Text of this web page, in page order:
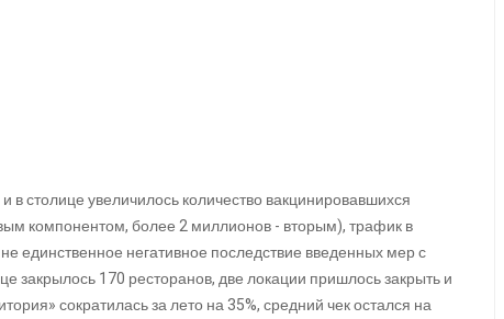
в столице увеличилось количество вакцинировавшихся
компонентом, более 2 миллионов - вторым), трафик в
единственное негативное последствие введенных мер с
закрылось 170 ресторанов, две локации пришлось закрыть и
сократилась за лето на 35%, средний чек остался на